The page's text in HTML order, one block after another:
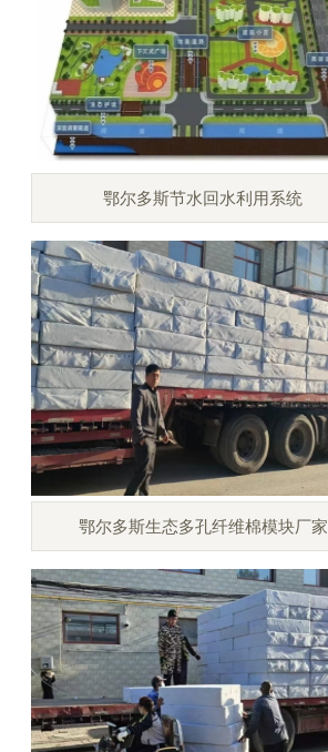
鄂尔多斯节水回水利用系统
鄂尔多斯生态多孔纤维棉模块厂家